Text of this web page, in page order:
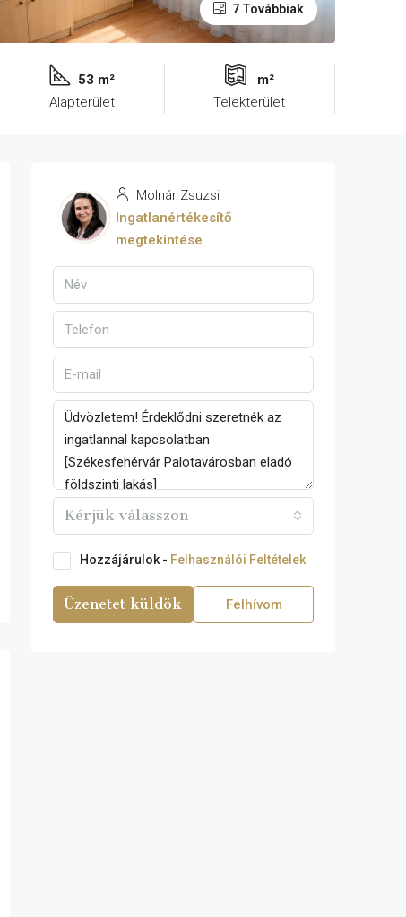
7 Továbbiak
53 m²
Alapterület
m²
Telekterület
Molnár Zsuzsi
Ingatlanértékesítő
megtekintése
Kérjük válasszon
Hozzájárulok - Felhasználói Feltételek
Üzenetet küldök Felhívom